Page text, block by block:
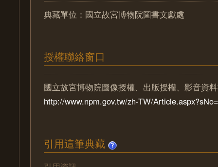
典藏單位：國立故宮博物院圖書文獻處
授權聯絡窗口
國立故宮博物院圖像授權、出版授權、影音資
http://www.npm.gov.tw/zh-TW/
引用這筆典藏